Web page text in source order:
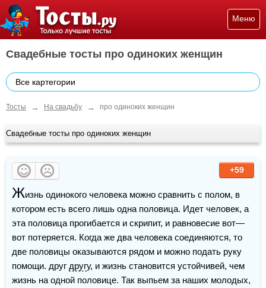
Меню
Свадебные тосты про одиноких женщин
Все картегории
Тосты → На свадьбу → про одиноких женщин
Свадебные тосты про одиноких женщин
+59
Жизнь одинокого человека можно сравнить с полом, в
котором есть всего лишь одна половица. Идет человек, а
эта половица прогибается и скрипит, и равновесие вот—
вот потеряется. Когда же два человека соединяются, то
две половицы оказываются рядом и можно подать руку
помощи. друг другу, и жизнь становится устойчивей, чем
жизнь на одной половице. Так выпьем за наших молодых,